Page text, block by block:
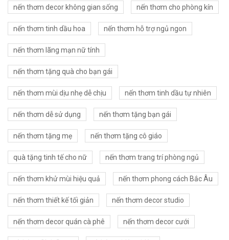
nến thơm decor không gian sống nến thơm cho phòng kín
nến thơm tinh dầu hoa nến thơm hỗ trợ ngủ ngon
nến thơm lãng mạn nữ tính
nến thơm tặng quà cho bạn gái
nến thơm mùi dịu nhẹ dễ chịu nến thơm tinh dầu tự nhiên
nến thơm dễ sử dụng nến thơm tặng bạn gái
nến thơm tặng mẹ nến thơm tặng cô giáo
quà tặng tinh tế cho nữ nến thơm trang trí phòng ngủ
nến thơm khử mùi hiệu quả nến thơm phong cách Bắc Âu
nến thơm thiết kế tối giản nến thơm decor studio
nến thơm decor quán cà phê nến thơm decor cưới